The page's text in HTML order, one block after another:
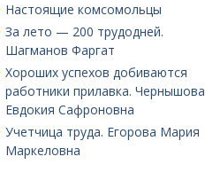
Настоящие комсомольцы
За лето — 200 трудодней.
Шагманов Фаргат
Хороших успехов добиваются
работники прилавка. Чер­нышова
Евдокия Сафроновна
Учетчица труда. Его­рова Мария
Маркеловна